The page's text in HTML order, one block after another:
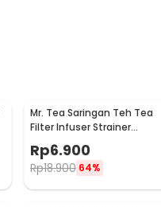
Mr. Tea Saringan Teh Tea
Filter Infuser Strainer
Chilling Man Silicon - MR03
Rp6.900
Rp18.900 64%